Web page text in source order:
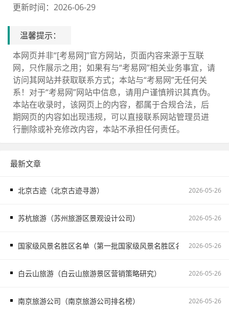
更新时间：2026-06-29
温馨提示：
本网页并非“[考易网]”官方网站，页面内容来源于互联
网，只作展示之用；如果有与“考易网”相关业务事宜，请
访问其网站并获取联系方式；本站与“考易网”无任何关
系！对于“考易网”网站中信息，请用户谨慎辨识其真伪。
本站在收录时，该网页上的内容，都属于合规合法，后
期网页的内容如出现违规，可以直接联系网站管理员进
行删除或补充修改内容，本站不承担任何责任。
最新文章
北京古迹（北京古迹寻游） 2026-05-26
苏杭旅游（苏州旅游区景观设计公司） 2026-05-26
国家级风景名胜区名单（第一批国家级风景名胜区名单）2026-05-26
白云山旅游（白云山旅游景区营销策略研究） 2026-05-26
南京旅游公司（南京旅游公司排名榜） 2026-05-26